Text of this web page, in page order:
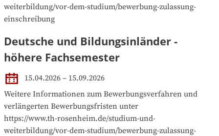
weiterbildung/vor-dem-studium/bewerbung-zulassung-
einschreibung
Deutsche und Bildungsinländer -
höhere Fachsemester
15.04.2026 – 15.09.2026
Weitere Informationen zum Bewerbungsverfahren und
verlängerten Bewerbungsfristen unter
https://www.th-rosenheim.de/studium-und-
weiterbildung/vor-dem-studium/bewerbung-zulassung-